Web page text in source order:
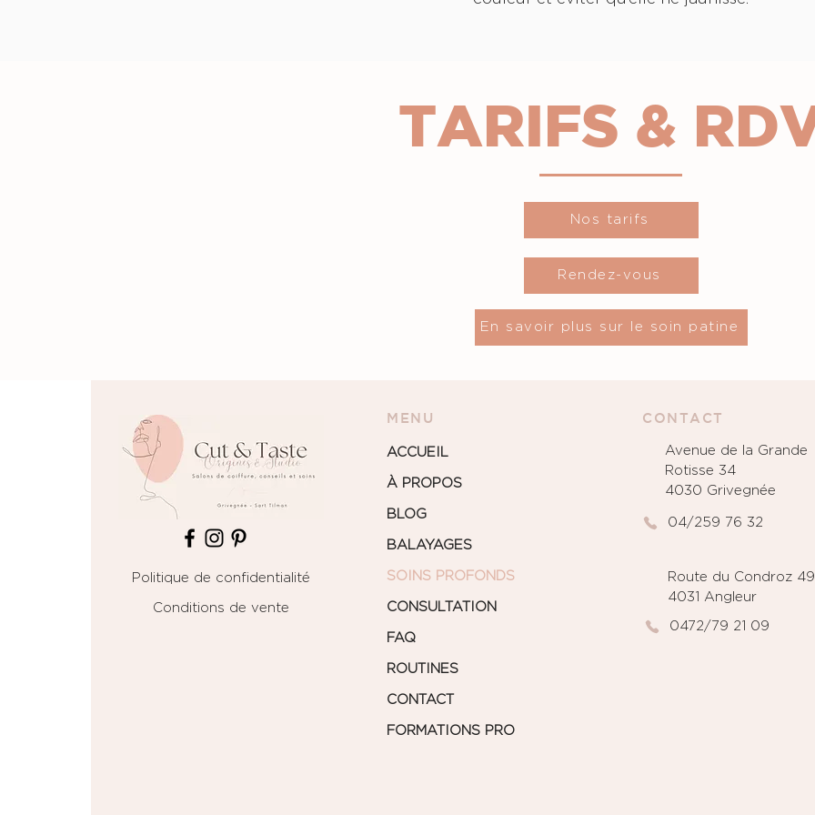
TARIFS &
Nos tarifs
Rendez-vous
En savoir plus sur le soin patine
Politique de confidentialité
Conditions de vente
MENU
ACCUEIL
À PROPOS
BLOG
BALAYAGES
SOINS PROFONDS
CONSULTATION
FAQ
ROUTINES
CONTACT
FORMATIONS PRO
CONTACT
Avenue de la Grande
Rotisse 34
4030 Grivegnée
04/259 76 32
Route du Condroz
4031 Angleur
0472/79 21 09